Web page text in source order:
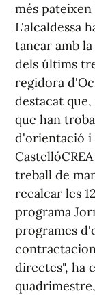
més
L'alcaldessa
tancar amb
dels últims
regidora
destacat
que han
d'orientació i
treball de
recalcar les
programa
programes
directes", ha